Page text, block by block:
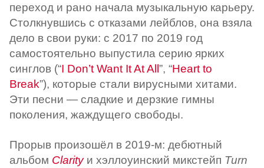
переход и рано начала музыкальную карьеру.
Столкнувшись с отказами лейблов, она взяла
дело в свои руки: с 2017 по 2019 год
самостоятельно выпустила серию ярких
синглов (“I Don’t Want It At All”, “Heart to
Break”), которые стали вирусными хитами.
Эти песни — сладкие и дерзкие гимны
поколения, жаждущего свободы.
Прорыв произошёл в 2019-м: дебютный
альбом Clarityи хэллоуинский микстейп Turn